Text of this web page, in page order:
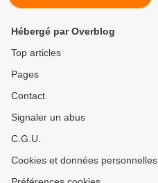
Hébergé par Overblog
Top articles
Pages
Contact
Signaler un abus
C.G.U.
Cookies et données personnelles